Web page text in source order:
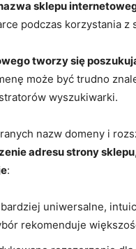
sklepu
podczas korzystania z
tworzy się
może być trudno
wyszukiwarki.
nazw domeny i
adresu strony sklepu
:
uniwersalne,
rekomenduje